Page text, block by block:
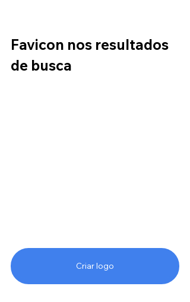
Favicon nos resultados
de busca
Criar logo